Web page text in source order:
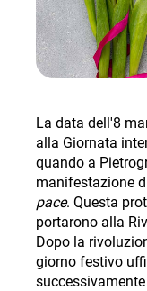
La data dell'8
alla Giornata
quando a
manifestazione
pace. Questa
portarono alla
Dopo la
giorno festivo